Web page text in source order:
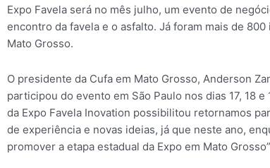
Expo Favela será no mês julho, um evento de
encontro da favela e o asfalto. Já foram mais de
Mato Grosso.
O presidente da Cufa em Mato Grosso, Anderson
participou do evento em São Paulo nos dias 17, 18 e
da Expo Favela Inovation possibilitou retornamos
de experiência e novas ideias, já que neste ano,
promover a etapa estadual da Expo em Mato